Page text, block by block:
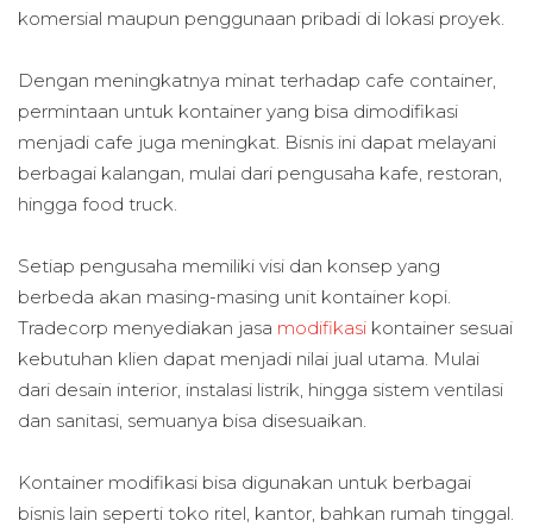
komersial maupun penggunaan pribadi di lokasi proyek.
Dengan meningkatnya minat terhadap cafe container,
permintaan untuk kontainer yang bisa dimodifikasi
menjadi cafe juga meningkat. Bisnis ini dapat melayani
berbagai kalangan, mulai dari pengusaha kafe, restoran,
hingga food truck.
Setiap pengusaha memiliki visi dan konsep yang
berbeda akan masing-masing unit kontainer kopi.
Tradecorp menyediakan jasa modifikasi kontainer sesuai
kebutuhan klien dapat menjadi nilai jual utama. Mulai
dari desain interior, instalasi listrik, hingga sistem ventilasi
dan sanitasi, semuanya bisa disesuaikan.
Kontainer modifikasi bisa digunakan untuk berbagai
bisnis lain seperti toko ritel, kantor, bahkan rumah tinggal.